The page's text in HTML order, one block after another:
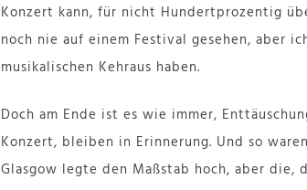
Konzert kann, für nicht Hundertprozentig
noch nie auf einem Festival gesehen, aber
musikalischen Kehraus haben.
Doch am Ende ist es wie immer,
Konzert, bleiben in Erinnerung. Und so
Glasgow legte den Maßstab hoch, aber